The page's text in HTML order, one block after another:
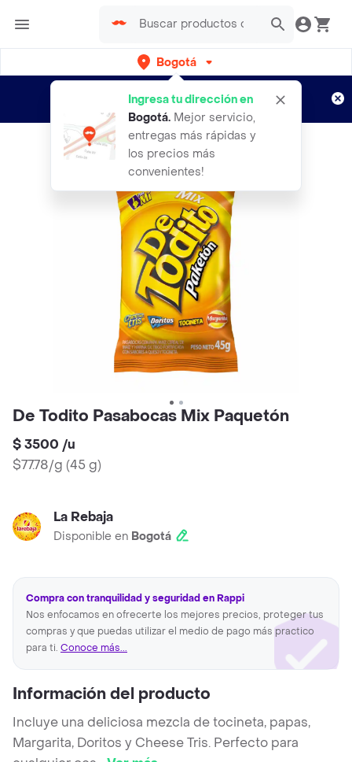
Bogotá
Ingresa tu dirección en
Bogotá. Mejor servicio,
entregas más rápidas y
los precios más
convenientes!
envíos gratis por semanas
Aplican TyC
De Todito Pasabocas Mix Paquetón
$ 3500 /u
$77.78/g (45 g)
La Rebaja
Disponible en Bogotá
Compra con tranquilidad y seguridad en Rappi
Nos enfocamos en ofrecerte los mejores precios, proteger tus
compras y que puedas utilizar el medio de pago más practico
para ti. Conoce más...
Información del producto
Incluye una deliciosa mezcla de tocineta, papas,
Margarita, Doritos y Cheese Tris. Perfecto para